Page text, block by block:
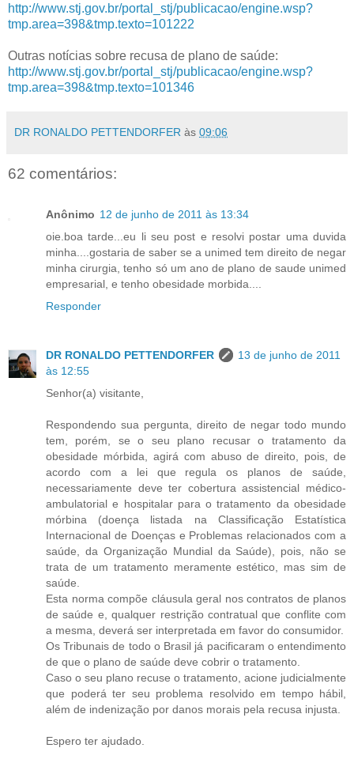
http://www.stj.gov.br/portal_stj/publicacao/engine.wsp?
tmp.area=398&tmp.texto=101222
Outras notícias sobre recusa de plano de saúde:
http://www.stj.gov.br/portal_stj/publicacao/engine.wsp?
tmp.area=398&tmp.texto=101346
DR RONALDO PETTENDORFER às 09:06
62 comentários:
Anônimo 12 de junho de 2011 às 13:34
oie.boa tarde...eu li seu post e resolvi postar uma duvida
minha....gostaria de saber se a unimed tem direito de negar
minha cirurgia, tenho só um ano de plano de saude unimed
empresarial, e tenho obesidade morbida....
Responder
DR RONALDO PETTENDORFER
13 de junho de 2011
às 12:55
Senhor(a) visitante,
Respondendo sua pergunta, direito de negar todo mundo
tem, porém, se o seu plano recusar o tratamento da
obesidade mórbida, agirá com abuso de direito, pois, de
acordo com a lei que regula os planos de saúde,
necessariamente deve ter cobertura assistencial médico-
ambulatorial e hospitalar para o tratamento da obesidade
mórbina (doença listada na Classificação Estatística
Internacional de Doenças e Problemas relacionados com a
saúde, da Organização Mundial da Saúde), pois, não se
trata de um tratamento meramente estético, mas sim de
saúde.
Esta norma compõe cláusula geral nos contratos de planos
de saúde e, qualquer restrição contratual que conflite com
a mesma, deverá ser interpretada em favor do consumidor.
Os Tribunais de todo o Brasil já pacificaram o entendimento
de que o plano de saúde deve cobrir o tratamento.
Caso o seu plano recuse o tratamento, acione judicialmente
que poderá ter seu problema resolvido em tempo hábil,
além de indenização por danos morais pela recusa injusta.
Espero ter ajudado.